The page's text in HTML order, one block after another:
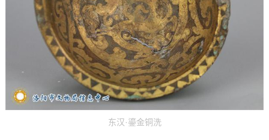
东汉·鎏金铜洗